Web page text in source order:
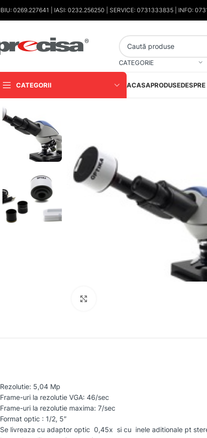
0269.227641 | IASI: 0232.256250 | SERVICE: 0731333835 | INFO:
CATEGORIE
CATEGORII ACASAPRODUSE
Rezolutie: 5,04 Mp
Frame-uri la rezolutie VGA: 46/sec
Frame-uri la rezolutie maxima: 7/sec
Format optic : 1/2, 5″
Se livreaza cu adaptor optic 0,45x si cu inele aditionale pt